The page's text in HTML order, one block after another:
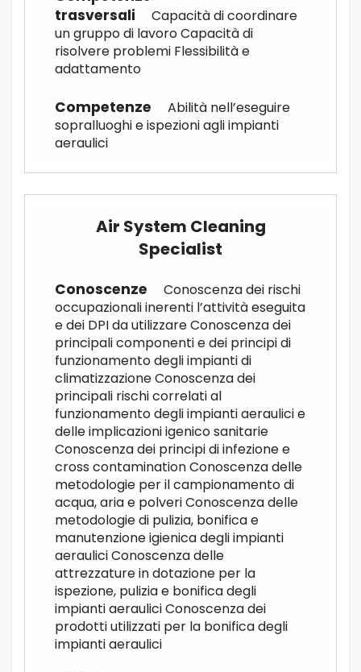
Capacità di coordinare
un gruppo di lavoro Capacità di
risolvere problemi Flessibilità e
adattamento
Abilità nell’eseguire
sopralluoghi e ispezioni agli impianti
aeraulici
Air System Cleaning
Specialist
Conoscenza dei rischi
occupazionali inerenti l’attività eseguita
e dei DPI da utilizzare Conoscenza dei
principali componenti e dei principi di
funzionamento degli impianti di
climatizzazione Conoscenza dei
principali rischi correlati al
funzionamento degli impianti aeraulici e
delle implicazioni igenico sanitarie
Conoscenza dei principi di infezione e
cross contamination Conoscenza delle
metodologie per il campionamento di
acqua, aria e polveri Conoscenza delle
metodologie di pulizia, bonifica e
manutenzione igienica degli impianti
aeraulici Conoscenza delle
attrezzature in dotazione per la
ispezione, pulizia e bonifica degli
impianti aeraulici Conoscenza dei
prodotti utilizzati per la bonifica degli
impianti aeraulici